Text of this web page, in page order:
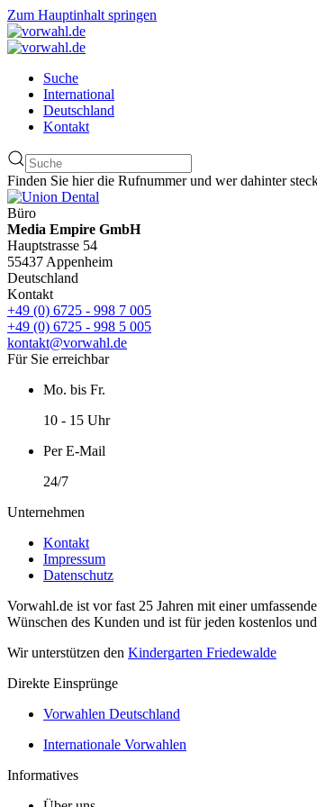
Zum Hauptinhalt springen
Suche
International
Deutschland
Kontakt
Finden Sie hier die Rufnummer und wer dahinter
Büro
Media Empire GmbH
Hauptstrasse 54
55437 Appenheim
Deutschland
Kontakt
+49 (0) 6725 - 998 7 005
+49 (0) 6725 - 998 5 005
kontakt@vorwahl.de
Für Sie erreichbar
Mo. bis Fr.
10 - 15 Uhr
Per E-Mail
24/7
Unternehmen
Kontakt
Impressum
Datenschutz
Vorwahl.de ist vor fast 25 Jahren mit einer
Wünschen des Kunden und ist für jeden kostenlos
Wir unterstützen den Kindergarten Friedewalde
Direkte Einsprünge
Vorwahlen Deutschland
Internationale Vorwahlen
Informatives